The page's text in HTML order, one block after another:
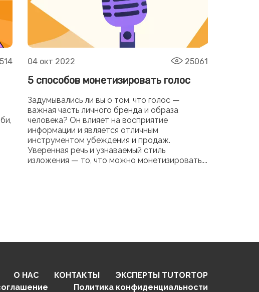
04 окт 2022 25061
5 способов монетизировать голос
Задумывались ли вы о том, что голос —
важная часть личного бренда и образа
человека? Он влияет на восприятие
информации и является отличным
инструментом убеждения и продаж.
Уверенная речь и узнаваемый стиль
изложения — то, что можно монетизировать....
О НАС КОНТАКТЫ ЭКСПЕРТЫ TUTORTOP
Политика конфиденциальности